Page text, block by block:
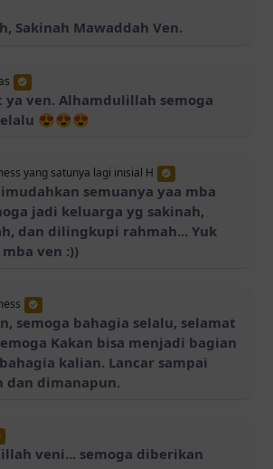
Sakinah Mawaddah Ven.
ya ven. Alhamdulillah semoga
😍😍😍
yang satunya lagi inisial H
semuanya yaa mba
jadi keluarga yg sakinah,
dan dilingkupi rahmah... Yuk
ven :))
semoga bahagia selalu, selamat
Kakan bisa menjadi bagian
kalian. Lancar sampai
dan dimanapun.
veni... semoga diberikan